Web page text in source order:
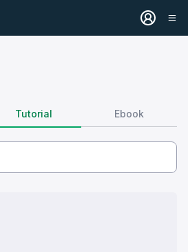
Tutorial Ebook